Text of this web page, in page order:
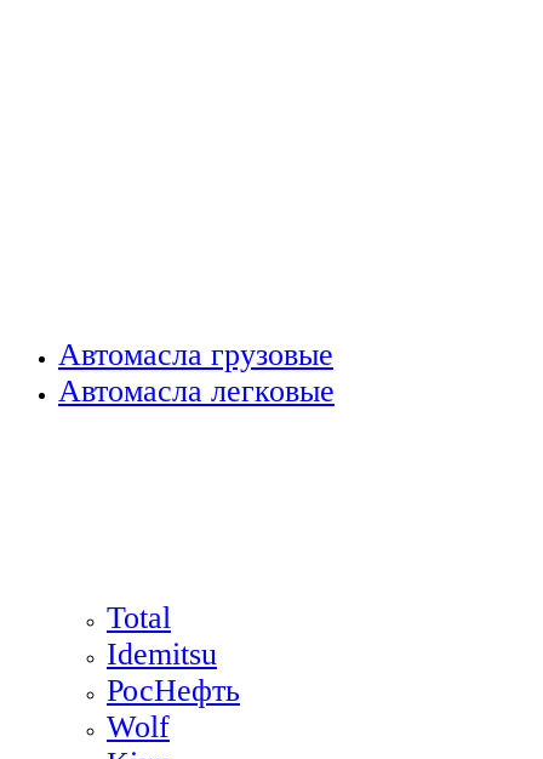
Автомасла грузовые
Автомасла легковые
Total
Idemitsu
РосНефть
Wolf